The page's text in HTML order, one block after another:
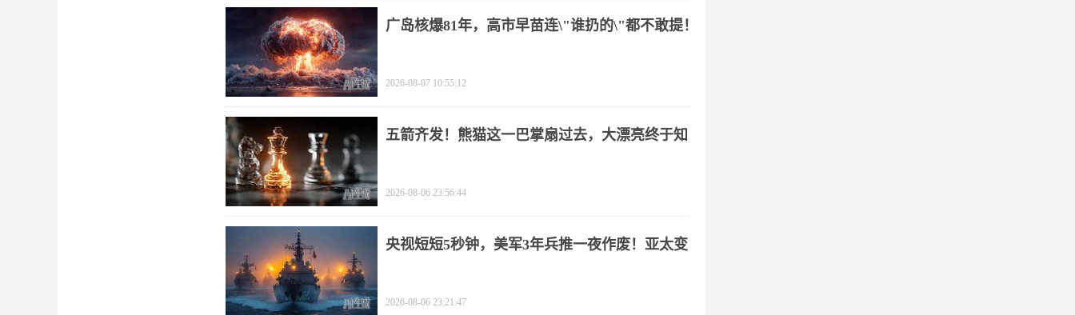
广岛核爆81年，高市早苗连\"谁扔的\"都不敢提！
2026-08-07 10:55:12
五箭齐发！熊猫这一巴掌扇过去，大漂亮终于知
2026-08-06 23:56:44
央视短短5秒钟，美军3年兵推一夜作废！亚太变
2026-08-06 23:21:47